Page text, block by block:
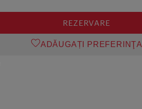
REZERVARE
ADĂUGAȚI PREFERINŢA